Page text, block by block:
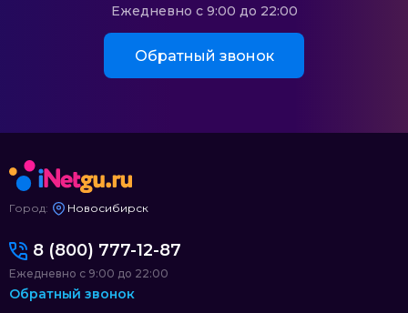
Ежедневно с 9:00 до 22:00
Обратный звонок
Город: Новосибирск
8 (800) 777-12-87
Ежедневно с 9:00 до 22:00
Обратный звонок